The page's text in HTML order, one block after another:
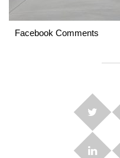
Facebook Comments